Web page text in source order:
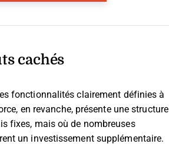
cachés
fonctionnalités clairement définies à
en revanche, présente une structure
fixes, mais où de nombreuses
un investissement supplémentaire.